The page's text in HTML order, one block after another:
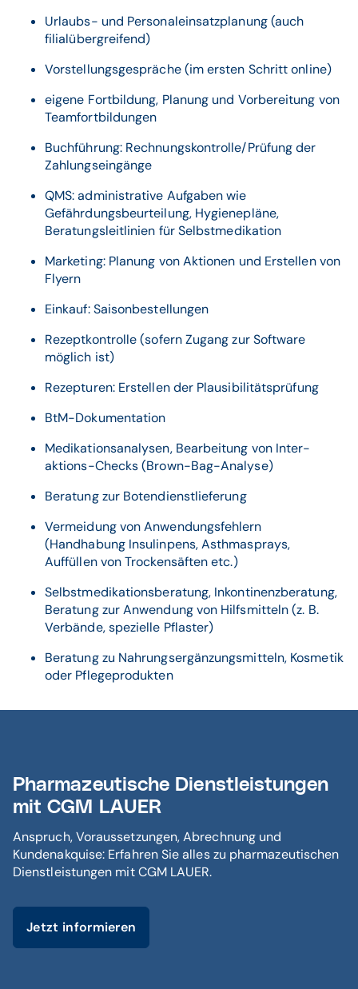
Urlaubs- und Personaleinsatzplanung (auch
filialübergreifend)
Vorstellungsgespräche (im ersten Schritt online)
eigene Fortbildung, Planung und Vorbereitung von
Teamfortbildungen
Buchführung: Rechnungskontrolle/Prüfung der
Zahlungseingänge
QMS: administrative Aufgaben wie
Gefährdungsbeurteilung, Hygiene­pläne,
Beratungsleitlinien für Selbstmedikation
Marketing: Planung von Aktionen und Erstellen von
Flyern
Einkauf: Saisonbestellungen
Rezeptkontrolle (sofern Zugang zur ­Software
möglich ist)
Rezepturen: Erstellen der Plausibilitätsprüfung
BtM-Dokumentation
Medikationsanalysen, Bearbeitung von Inter­
aktions-Checks (Brown-Bag-Analyse)
Beratung zur Botendienstlieferung
Vermeidung von Anwendungsfehlern
(Handhabung Insulinpens, Asthmasprays,
Auffüllen von Trockensäften etc.)
Selbstmedikationsberatung, Inkontinenzberatung,
Beratung zur Anwendung von Hilfsmitteln (z. B.
Verbände, spezielle Pflaster)
Beratung zu Nahrungsergänzungsmitteln, Kosmetik
oder Pflegeprodukten
Pharmazeutische Dienstleistungen
mit CGM LAUER
Anspruch, Voraussetzungen, Abrechnung und
Kundenakquise: Erfahren Sie alles zu pharmazeutischen
Dienstleistungen mit CGM LAUER.
Jetzt informieren